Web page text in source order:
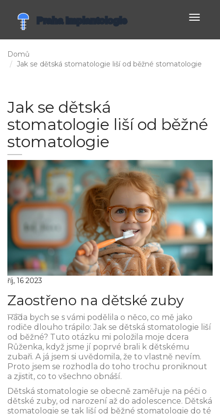
Domů
Jak se dětská stomatologie liší od běžné stomatologie
Jak se dětská
stomatologie liší od běžné
stomatologie
říj, 16 2023
Zaostřeno na dětské zuby
Ráda bych se s vámi podělila o něco, co mě jako
rodiče dlouho trápilo: Jak se dětská stomatologie liší
od běžné? Tuto otázku mi položila moje dcera
Růženka, když jsme jí poprvé brali k dětskému
zubaři. A já jsem si uvědomila, že to vlastně nevím.
Proto jsem se rozhodla do toho trochu proniknout
a zjistit, co to všechno obnáší.
Dětská stomatologie se obecně zaměřuje na péči o
dětské zuby, od narození až do adolescence. Dětská
stomatologie se tak liší od běžné stomatologie do té